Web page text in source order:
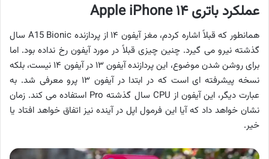
عملکرد باتری Apple iPhone ۱۴
همانطور که قبلاً اشاره کردم، مغز آیفون ۱۴ از پردازنده A15 Bionic سال
گذشته نیرو می گیرد. چنین چیزی قبلاً در مورد آیفون رخ نداده بود. اما
برای روشن شدن موضوع، این پردازنده آیفون ۱۳ در آیفون ۱۴ نیست، بلکه
نسخه پیشرفته ای است که در ابتدا در آیفون ۱۳ پرو معرفی شد. به
عبارت دیگر، این آیفون از CPU سال گذشته Pro استفاده می کند. زمان
نشان خواهد داد که آیا این فرمول اپل در آینده نیز اتفاق خواهد افتاد یا
خیر.